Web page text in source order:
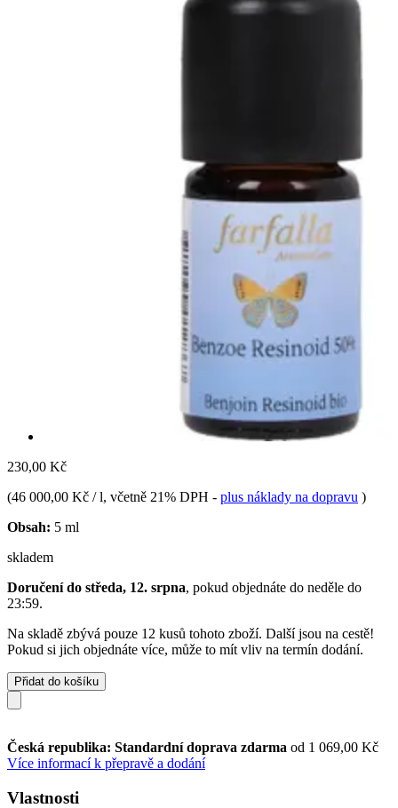
230,00 Kč
(46 000,00 Kč / l, včetně 21% DPH - plus náklady na dopravu )
Obsah: 5 ml
skladem
Doručení do středa, 12. srpna, pokud objednáte do neděle do
23:59.
Na skladě zbývá pouze 12 kusů tohoto zboží. Další jsou na cestě!
Pokud si jich objednáte více, může to mít vliv na termín dodání.
Přidat do košíku
Česká republika: Standardní doprava zdarma od 1 069,00 Kč
Více informací k přepravě a dodání
Vlastnosti